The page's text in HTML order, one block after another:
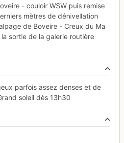
- couloir WSW puis remise
mètres de dénivellation
de Boveire - Creux du Ma
sortie de la galerie routière
parfois assez denses et de
soleil dès 13h30